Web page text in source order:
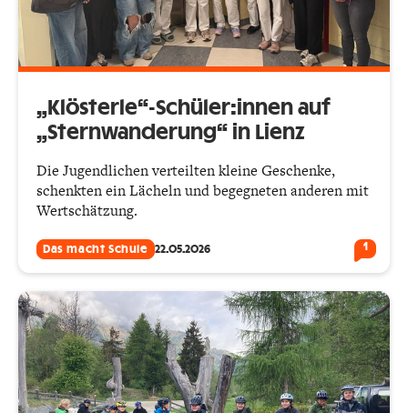
„Klösterle“-Schüler:innen auf
„Sternwanderung“ in Lienz
Die Jugendlichen verteilten kleine Geschenke,
schenkten ein Lächeln und begegneten anderen mit
Wertschätzung.
Das macht Schule 22.05.2026 1